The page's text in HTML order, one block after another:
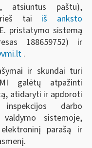
atsiuntus paštu),
tai iš anksto
pristatymo sistemą
188659752) ir
.
ir skundai turi
galėtų atpažinti
atidaryti ir apdoroti
darbo
sistemoje,
parašą ir